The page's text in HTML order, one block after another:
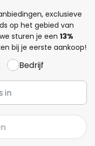
exclusieve
op het gebied van
sturen je een 13%
bij je eerste aankoop!
Bedrijf